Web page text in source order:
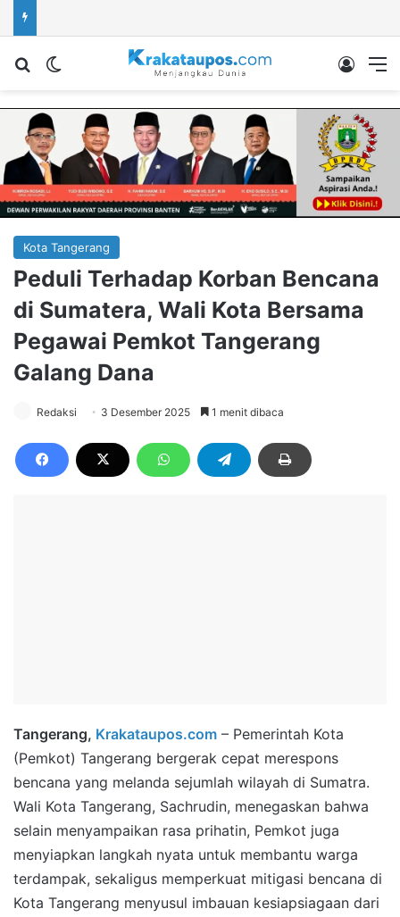
Cari berita...Switch skin Log In
Kota Tangerang
Peduli Terhadap Korban Bencana
di Sumatera, Wali Kota Bersama
Pegawai Pemkot Tangerang
Galang Dana
Redaksi 3 Desember 2025 1 menit dibaca
Tangerang, Krakataupos.com – Pemerintah Kota
(Pemkot) Tangerang bergerak cepat merespons
bencana yang melanda sejumlah wilayah di Sumatra.
Wali Kota Tangerang, Sachrudin, menegaskan bahwa
selain menyampaikan rasa prihatin, Pemkot juga
menyiapkan langkah nyata untuk membantu warga
terdampak, sekaligus memperkuat mitigasi bencana di
Kota Tangerang menyusul imbauan kesiapsiagaan dari